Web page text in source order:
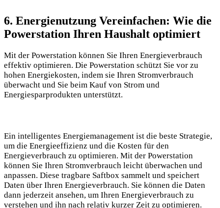
6. Energienutzung Vereinfachen: Wie die
Powerstation Ihren Haushalt optimiert
Mit der Powerstation können Sie Ihren Energieverbrauch
effektiv optimieren. Die Powerstation schützt Sie vor zu
hohen Energiekosten, indem sie Ihren Stromverbrauch
überwacht und Sie beim Kauf von Strom und
Energiesparprodukten unterstützt.
Ein intelligentes Energiemanagement ist die beste Strategie,
um die Energieeffizienz und die Kosten für den
Energieverbrauch zu optimieren. Mit der Powerstation
können Sie Ihren Stromverbrauch leicht überwachen und
anpassen. Diese tragbare Saftbox sammelt und speichert
Daten über Ihren Energieverbrauch. Sie können die Daten
dann jederzeit ansehen, um Ihren Energieverbrauch zu
verstehen und ihn nach relativ kurzer Zeit zu optimieren.